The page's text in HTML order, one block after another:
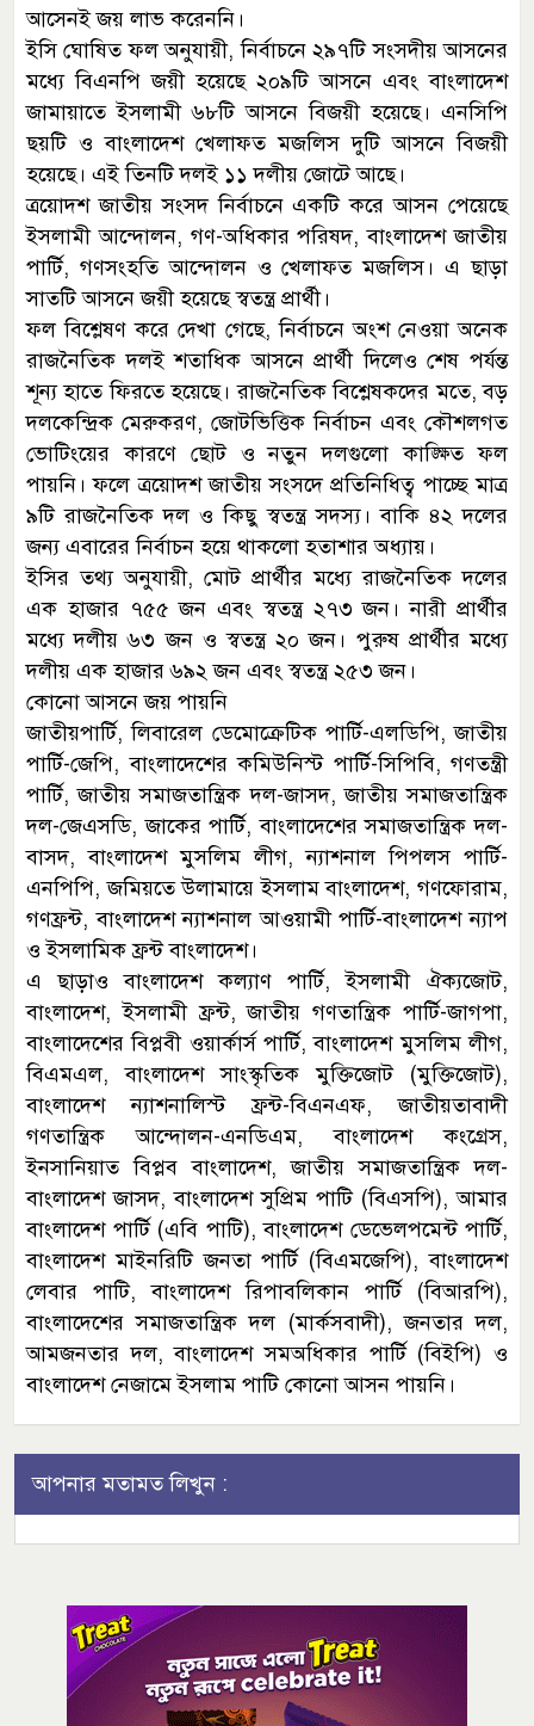
আসেনই জয় লাভ করেননি।
ইসি ঘোষিত ফল অনুযায়ী, নির্বাচনে ২৯৭টি সংসদীয় আসনের
মধ্যে বিএনপি জয়ী হয়েছে ২০৯টি আসনে এবং বাংলাদেশ
জামায়াতে ইসলামী ৬৮টি আসনে বিজয়ী হয়েছে। এনসিপি
ছয়টি ও বাংলাদেশ খেলাফত মজলিস দুটি আসনে বিজয়ী
হয়েছে। এই তিনটি দলই ১১ দলীয় জোটে আছে।
ত্রয়োদশ জাতীয় সংসদ নির্বাচনে একটি করে আসন পেয়েছে
ইসলামী আন্দোলন, গণ-অধিকার পরিষদ, বাংলাদেশ জাতীয়
পার্টি, গণসংহতি আন্দোলন ও খেলাফত মজলিস। এ ছাড়া
সাতটি আসনে জয়ী হয়েছে স্বতন্ত্র প্রার্থী।
ফল বিশ্লেষণ করে দেখা গেছে, নির্বাচনে অংশ নেওয়া অনেক
রাজনৈতিক দলই শতাধিক আসনে প্রার্থী দিলেও শেষ পর্যন্ত
শূন্য হাতে ফিরতে হয়েছে। রাজনৈতিক বিশ্লেষকদের মতে, বড়
দলকেন্দ্রিক মেরুকরণ, জোটভিত্তিক নির্বাচন এবং কৌশলগত
ভোটিংয়ের কারণে ছোট ও নতুন দলগুলো কাঙ্ক্ষিত ফল
পায়নি। ফলে ত্রয়োদশ জাতীয় সংসদে প্রতিনিধিত্ব পাচ্ছে মাত্র
৯টি রাজনৈতিক দল ও কিছু স্বতন্ত্র সদস্য। বাকি ৪২ দলের
জন্য এবারের নির্বাচন হয়ে থাকলো হতাশার অধ্যায়।
ইসির তথ্য অনুযায়ী, মোট প্রার্থীর মধ্যে রাজনৈতিক দলের
এক হাজার ৭৫৫ জন এবং স্বতন্ত্র ২৭৩ জন। নারী প্রার্থীর
মধ্যে দলীয় ৬৩ জন ও স্বতন্ত্র ২০ জন। পুরুষ প্রার্থীর মধ্যে
দলীয় এক হাজার ৬৯২ জন এবং স্বতন্ত্র ২৫৩ জন।
কোনো আসনে জয় পায়নি
জাতীয়পার্টি, লিবারেল ডেমোক্রেটিক পার্টি-এলডিপি, জাতীয়
পার্টি-জেপি, বাংলাদেশের কমিউনিস্ট পার্টি-সিপিবি, গণতন্ত্রী
পার্টি, জাতীয় সমাজতান্ত্রিক দল-জাসদ, জাতীয় সমাজতান্ত্রিক
দল-জেএসডি, জাকের পার্টি, বাংলাদেশের সমাজতান্ত্রিক দল-
বাসদ, বাংলাদেশ মুসলিম লীগ, ন্যাশনাল পিপলস পার্টি-
এনপিপি, জমিয়তে উলামায়ে ইসলাম বাংলাদেশ, গণফোরাম,
গণফ্রন্ট, বাংলাদেশ ন্যাশনাল আওয়ামী পার্টি-বাংলাদেশ ন্যাপ
ও ইসলামিক ফ্রন্ট বাংলাদেশ।
এ ছাড়াও বাংলাদেশ কল্যাণ পার্টি, ইসলামী ঐক্যজোট,
বাংলাদেশ, ইসলামী ফ্রন্ট, জাতীয় গণতান্ত্রিক পার্টি-জাগপা,
বাংলাদেশের বিপ্লবী ওয়ার্কার্স পার্টি, বাংলাদেশ মুসলিম লীগ,
বিএমএল, বাংলাদেশ সাংস্কৃতিক মুক্তিজোট (মুক্তিজোট),
বাংলাদেশ ন্যাশনালিস্ট ফ্রন্ট-বিএনএফ, জাতীয়তাবাদী
গণতান্ত্রিক আন্দোলন-এনডিএম, বাংলাদেশ কংগ্রেস,
ইনসানিয়াত বিপ্লব বাংলাদেশ, জাতীয় সমাজতান্ত্রিক দল-
বাংলাদেশ জাসদ, বাংলাদেশ সুপ্রিম পাটি (বিএসপি), আমার
বাংলাদেশ পার্টি (এবি পাটি), বাংলাদেশ ডেভেলপমেন্ট পার্টি,
বাংলাদেশ মাইনরিটি জনতা পার্টি (বিএমজেপি), বাংলাদেশ
লেবার পাটি, বাংলাদেশ রিপাবলিকান পার্টি (বিআরপি),
বাংলাদেশের সমাজতান্ত্রিক দল (মার্কসবাদী), জনতার দল,
আমজনতার দল, বাংলাদেশ সমঅধিকার পার্টি (বিইপি) ও
বাংলাদেশ নেজামে ইসলাম পাটি কোনো আসন পায়নি।
আপনার মতামত লিখুন :